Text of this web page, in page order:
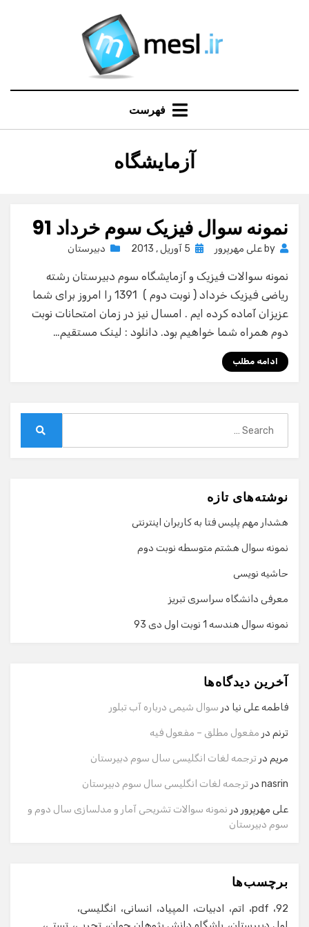
فهرست
برچسب
:
آزمایشگاه
نمونه سوال فیزیک سوم خرداد 91
by علی مهرپرور
Posted
5 آوریل , 2013 دبیرستان
نمونه سوالات فیزیک و آزمایشگاه سوم دبیرستان رشته
ریاضی فیزیک خرداد ( نوبت دوم ) 1391 را امروز برای شما
عزیزان آماده کرده ایم . امسال نیز در زمان امتحانات نوبت
دوم همراه شما خواهیم بود. دانلود : لینک مستقیم…
ادامه مطلب
نوشته‌های تازه
هشدار مهم پلیس فتا به کاربران اینترنتی
نمونه سوال هشتم متوسطه نوبت دوم
حاشیه نویسی
معرفی دانشگاه سراسری تبریز
نمونه سوال هندسه 1 نوبت اول دی 93
آخرین دیدگاه‌ها
فاطمه علی نیا در سوال شیمی درباره آب تبلور
ترنم در مفعول مطلق – مفعول فیه
مریم در ترجمه لغات انگلیسی سال سوم دبیرستان
nasrin در ترجمه لغات انگلیسی سال سوم دبیرستان
علی مهرپرور در نمونه سوالات تشریحی آمار و مدلسازی سال دوم و
سوم دبیرستان
برچسب‌ها
92
pdf اتم ادبیات المپیاد انسانی
انگلیسی
گفت‌وگو با دستیار هوشمند
سلام! برای شروع گفت‌وگو لطفاً شماره تماس یا ایمیل خود را
وارد کنید.
ایمیل